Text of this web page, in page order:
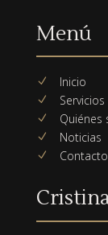
Menú
N Inicio
N Servicios
N Quiénes
N Noticias
N Contacto